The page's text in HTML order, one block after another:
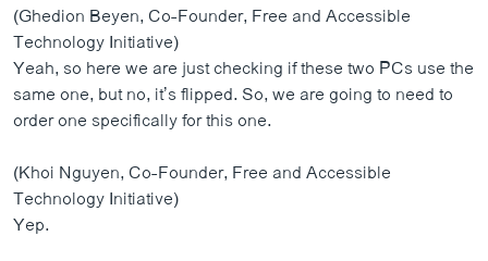
(Ghedion Beyen, Co-Founder, Free and Accessible
Technology Initiative)
Yeah, so here we are just checking if these two PCs use the
same one, but no, it’s flipped. So, we are going to need to
order one specifically for this one.
(Khoi Nguyen, Co-Founder, Free and Accessible
Technology Initiative)
Yep.